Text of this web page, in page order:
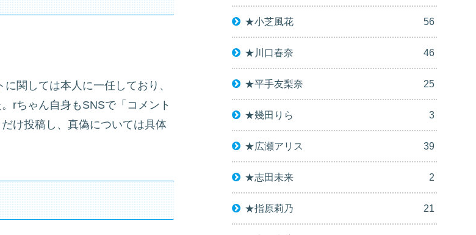
関しては本人に一任しており、
rちゃん自身もSNSで「コメント
け投稿し、真偽については具体
★小芝風花 56
★川口春奈 46
★平手友梨奈 25
★幾田りら 3
★広瀬アリス 39
★志田未来 2
★指原莉乃 21